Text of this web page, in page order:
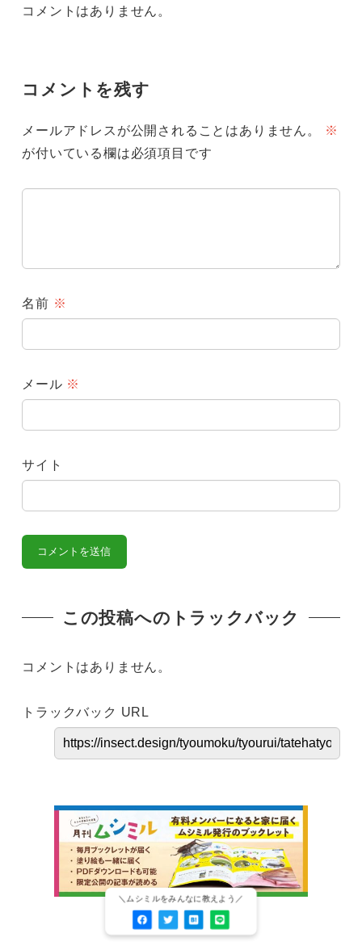
コメントはありません。
コメントを残す
メールアドレスが公開されることはありません。
※
が付いている欄は必須項目です
名前 ※
メール ※
サイト
この投稿へのトラックバック
コメントはありません。
トラックバック URL